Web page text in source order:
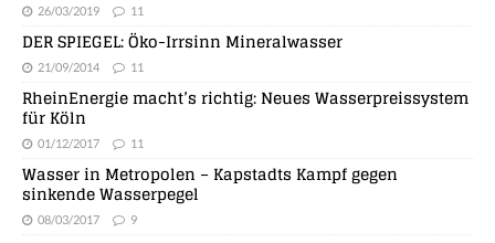
26/03/2019 11
DER SPIEGEL: Öko-Irrsinn Mineralwasser
21/09/2014 11
RheinEnergie macht’s richtig: Neues Wasserpreissystem
für Köln
01/12/2017 11
Wasser in Metropolen – Kapstadts Kampf gegen
sinkende Wasserpegel
08/03/2017 9